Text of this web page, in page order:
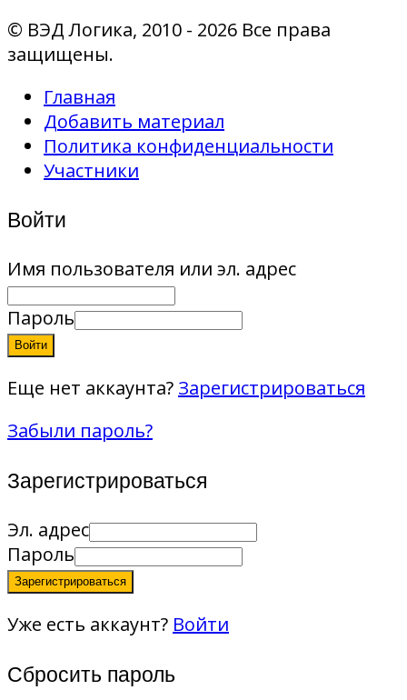
© ВЭД Логика, 2010 - 2026 Все права
защищены.
Главная
Добавить материал
Политика конфиденциальности
Участники
Войти
Имя пользователя или эл. адрес
Пароль
Войти
Еще нет аккаунта? Зарегистрироваться
Забыли пароль?
Зарегистрироваться
Эл. адрес
Пароль
Зарегистрироваться
Уже есть аккаунт? Войти
Сбросить пароль